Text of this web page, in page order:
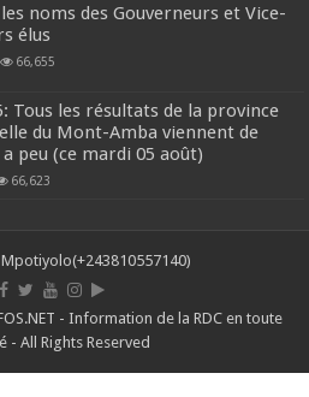
les noms des Gouverneurs et Vice-
élus
66,655
Tous les résultats de la province
du Mont-Amba viennent de
peu (ce mardi 05 août)
66,623
- Information de la RDC en toute
- All Rights Reserved